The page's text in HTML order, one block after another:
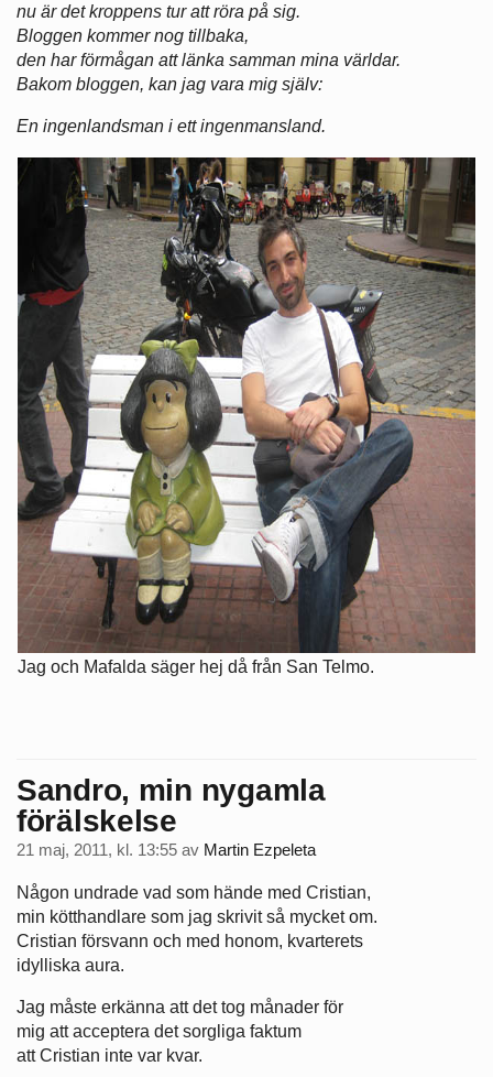
nu är det kroppens tur att röra på sig.
Bloggen kommer nog tillbaka,
den har förmågan att länka samman mina världar.
Bakom bloggen, kan jag vara mig själv:
En ingenlandsman i ett ingenmansland.
Jag och Mafalda säger hej då från San Telmo.
Sandro, min nygamla
förälskelse
21 maj, 2011, kl. 13:55 av Martin Ezpeleta
Någon undrade vad som hände med Cristian,
min kötthandlare som jag skrivit så mycket om.
Cristian försvann och med honom, kvarterets
idylliska aura.
Jag måste erkänna att det tog månader för
mig att acceptera det sorgliga faktum
att Cristian inte var kvar.